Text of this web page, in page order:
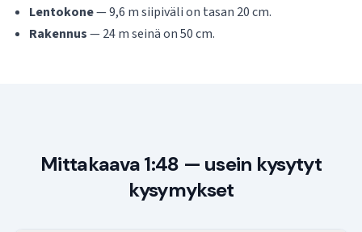
Lentokone— 9,6 m siipiväli on tasan 20 cm.
Rakennus— 24 m seinä on 50 cm.
Mittakaava 1:48 — usein kysytyt
kysymykset